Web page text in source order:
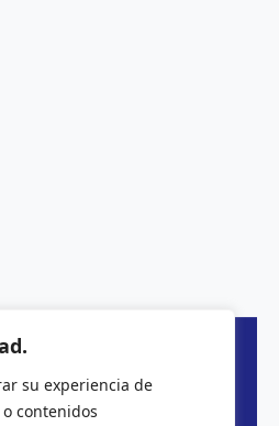
su experiencia de
contenidos